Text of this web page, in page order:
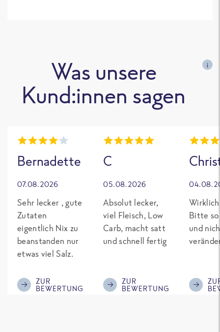
Was unsere
Kund:innen sagen
i
Bernadette
07.08.2026
Sehr lecker , gute
Zutaten
eigentlich Nix zu
beanstanden nur
etwas viel Salz.
ZUR
BEWERTUNG
C
05.08.2026
Absolut lecker,
viel Fleisch, Low
Carb, macht satt
und schnell fertig
ZUR
BEWERTUNG
Bitte so
und